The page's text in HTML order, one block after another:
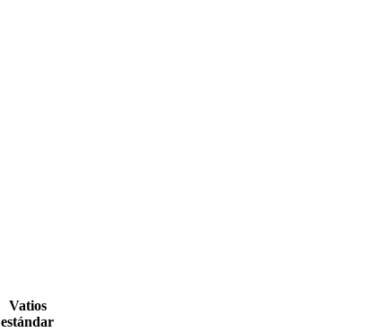
Vatios
estándar